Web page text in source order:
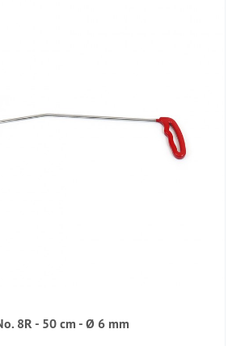
8R - 50 cm - Ø 6 mm